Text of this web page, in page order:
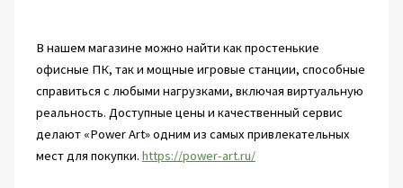
В нашем магазине можно найти как простенькие
офисные ПК, так и мощные игровые станции, способные
справиться с любыми нагрузками, включая виртуальную
реальность. Доступные цены и качественный сервис
делают «Power Art» одним из самых привлекательных
мест для покупки. https://power-art.ru/